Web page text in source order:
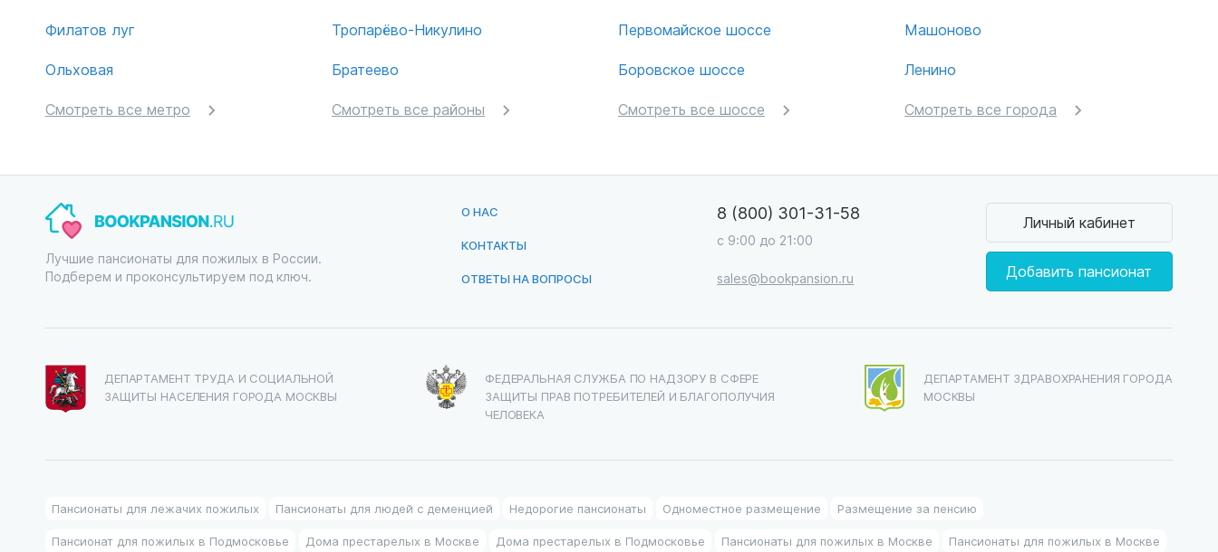
Филатов луг
Ольховая
Смотреть все метро
Тропарёво-Никулино
Братеево
Смотреть все районы
Первомайское шоссе
Боровское шоссе
Смотреть все шоссе
Машоново
Ленино
Смотреть все города
Лучшие пансионаты для пожилых в России.
Подберем и проконсультируем под ключ.
О НАС
КОНТАКТЫ
ОТВЕТЫ НА ВОПРОСЫ
8 (800) 301-31-58
с 9:00 до 21:00
sales@bookpansion.ru
Личный кабинет
Добавить пансионат
ДЕПАРТАМЕНТ ТРУДА И СОЦИАЛЬНОЙ
ЗАЩИТЫ НАСЕЛЕНИЯ ГОРОДА МОСКВЫ
ФЕДЕРАЛЬНАЯ СЛУЖБА ПО НАДЗОРУ В СФЕРЕ
ЗАЩИТЫ ПРАВ ПОТРЕБИТЕЛЕЙ И БЛАГОПОЛУЧИЯ
ЧЕЛОВЕКА
ДЕПАРТАМЕНТ ЗДРАВОХРАНЕНИЯ ГОРОДА
МОСКВЫ
Пансионаты для лежачих пожилых Пансионаты для людей с деменцией Недорогие пансионаты Одноместное размещение Размещение за пенсию
Пансионат для пожилых в Подмосковье Дома престарелых в Москве Дома престарелых в Подмосковье Пансионаты для пожилых в Москве Пансионаты для пожилых в Москве